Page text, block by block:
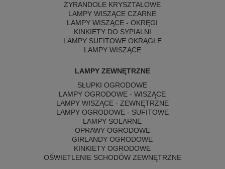
ŻYRANDOLE KRYSZTAŁOWE
LAMPY WISZĄCE CZARNE
LAMPY WISZĄCE - OKRĘGI
KINKIETY DO SYPIALNI
LAMPY SUFITOWE OKRĄGŁE
LAMPY WISZĄCE
LAMPY ZEWNĘTRZNE
SŁUPKI OGRODOWE
LAMPY OGRODOWE - WISZĄCE
LAMPY WISZĄCE - ZEWNĘTRZNE
LAMPY OGRODOWE - SUFITOWE
LAMPY SOLARNE
OPRAWY OGRODOWE
GIRLANDY OGRODOWE
KINKIETY OGRODOWE
OŚWIETLENIE SCHODÓW ZEWNĘTRZNE